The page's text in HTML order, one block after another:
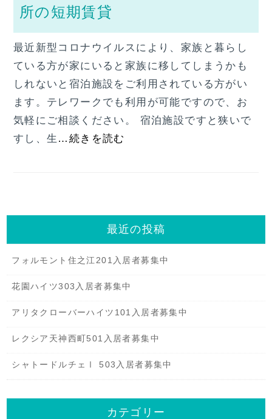
所の短期賃貸
最近新型コロナウイルスにより、家族と暮らし
ている方が家にいると家族に移してしまうかも
しれないと宿泊施設をご利用されている方がい
ます。テレワークでも利用が可能ですので、お
気軽にご相談ください。 宿泊施設ですと狭いで
すし、生 …続きを読む
最近の投稿
フォルモント住之江201入居者募集中
花園ハイツ303入居者募集中
アリタクローバーハイツ101入居者募集中
レクシア天神西町501入居者募集中
シャトードルチェⅠ 503入居者募集中
カテゴリー